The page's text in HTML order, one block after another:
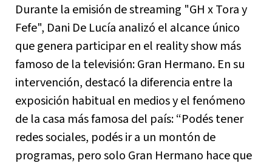
Durante la emisión de streaming "GH x Tora y
Fefe", Dani De Lucía analizó el alcance único
que genera participar en el reality show más
famoso de la televisión: Gran Hermano. En su
intervención, destacó la diferencia entre la
exposición habitual en medios y el fenómeno
de la casa más famosa del país: “Podés tener
redes sociales, podés ir a un montón de
programas, pero solo Gran Hermano hace que